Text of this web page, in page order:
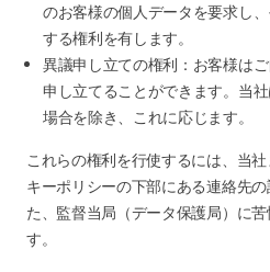
のお客様の個人データを要求し
する権利を有します。
異議申し立ての権利：お客様は
申し立てることができます。当
場合を除き、これに応じます。
これらの権利を行使するには、当
キーポリシーの下部にある連絡先
た、監督当局（データ保護局）に
す。